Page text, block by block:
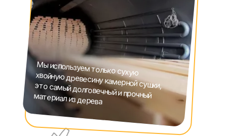
Мы используем только сухую
хвойную древесину камерной сушки, это самый долговечный и прочный материал из дерева